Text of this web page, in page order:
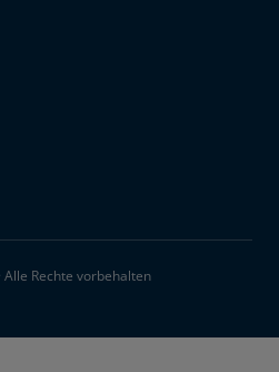
Rechte vorbehalten